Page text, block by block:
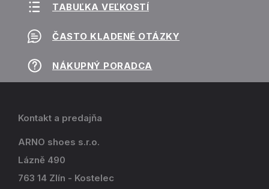
TABUĽKA VEĽKOSTÍ
ČASTO KLADENÉ OTÁZKY
NÁKUPNÝ PORADCA
Kontakt a predajňa
ARNO shoes s.r.o.
Lázně 490
763 14 Zlín - Kostelec